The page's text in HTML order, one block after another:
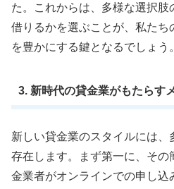
た。これからは、多様な選択
借りるかを選ぶことが、私た
を豊かにする鍵となるでしょう。
3. 新時代の貸金業がもたらす
新しい貸金業のスタイルには
存在します。まず第一に、そ
金業者がオンラインでの申し込